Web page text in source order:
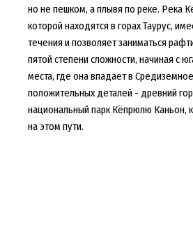
но не пешком, а плывя по реке. Река
которой находятся в горах Таурус,
течения и позволяет заниматься
пятой степени сложности, начиная с
места, где она впадает в
положительных деталей - древний
национальный парк Кёпрюлю Каньон,
на этом пути.